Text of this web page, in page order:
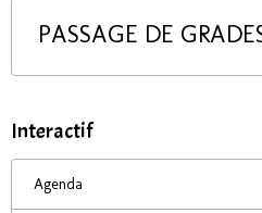
PASSAGE DE
Interactif
Agenda